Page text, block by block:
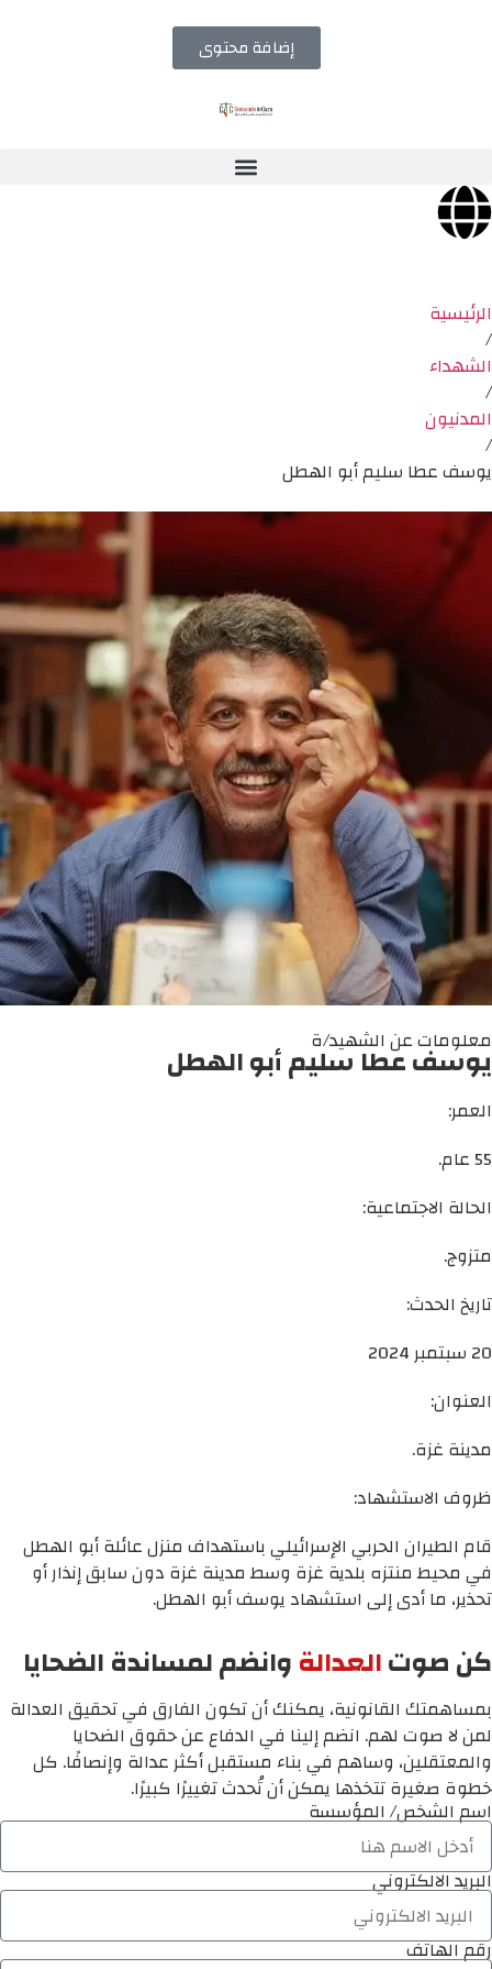
إضافة محتوى
الرئيسية
/
الشهداء
/
المدنيون
/
يوسف عطا سليم أبو الهطل
معلومات عن الشهيد/ة
يوسف عطا سليم أبو الهطل
العمر:
55 عام.
الحالة الاجتماعية:
متزوج.
تاريخ الحدث:
20 سبتمبر 2024
العنوان:
مدينة غزة.
ظروف الاستشهاد:
قام الطيران الحربي الإسرائيلي باستهداف منزل عائلة أبو الهطل
في محيط منتزه بلدية غزة وسط مدينة غزة دون سابق إنذار أو
تحذير، ما أدى إلى استشهاد يوسف أبو الهطل.
كن صوتالعدالةوانضم لمساندة الضحايا
بمساهمتك القانونية، يمكنك أن تكون الفارق في تحقيق العدالة
لمن لا صوت لهم. انضم إلينا في الدفاع عن حقوق الضحايا
والمعتقلين، وساهم في بناء مستقبل أكثر عدالة وإنصافًا. كل
خطوة صغيرة تتخذها يمكن أن تُحدث تغييرًا كبيرًا.
اسم الشخص/ المؤسسة
البريد الالكتروني
رقم الهاتف